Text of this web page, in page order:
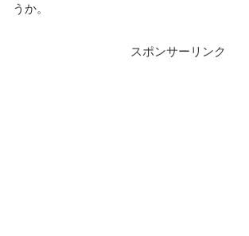
うか。
スポンサーリンク